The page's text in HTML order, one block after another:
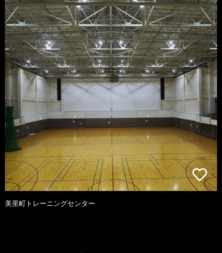
美里町トレーニングセンター